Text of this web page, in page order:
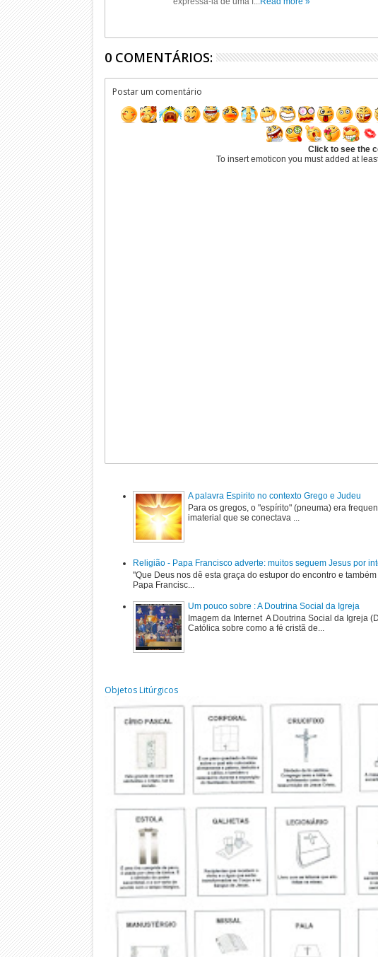
0 COMENTÁRIOS:
Postar um comentário
Click to see the
To insert emoticon you must added at
A palavra Espirito no contexto Grego e Judeu
Para os gregos, o "espírito" (pneuma) era
imaterial que se conectava ...
Religião - Papa Francisco adverte: muitos seguem Jesus por
"Que Deus nos dê esta graça do estupor do encontro e
Papa Francisc...
Um pouco sobre : A Doutrina Social da Igreja
Imagem da Internet A Doutrina Social da Igreja
Católica sobre como a fé cristã de...
Objetos Litúrgicos